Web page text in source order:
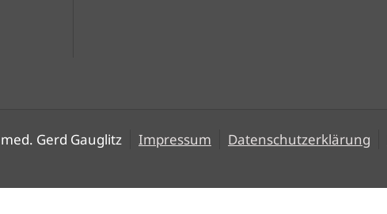
Gerd Gauglitz Impressum Datenschutzerklärung